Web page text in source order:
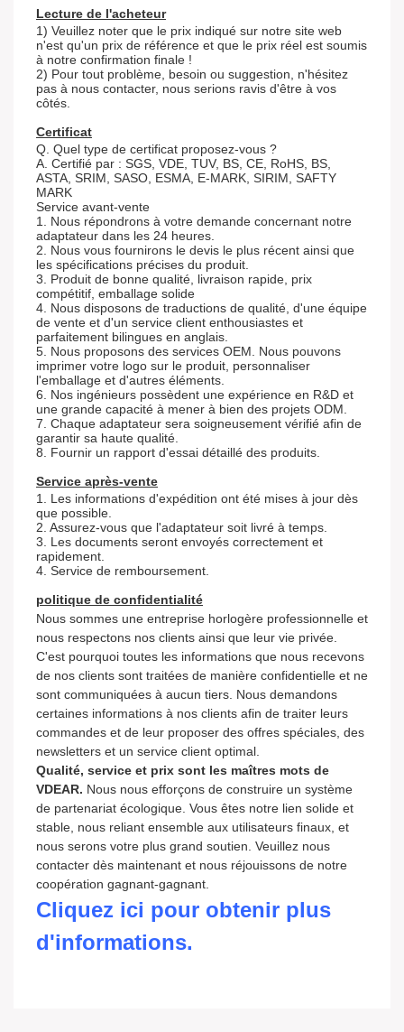
Lecture de l'acheteur
1) Veuillez noter que le prix indiqué sur notre site web
n'est qu'un prix de référence et que le prix réel est soumis
à notre confirmation finale !
2) Pour tout problème, besoin ou suggestion, n'hésitez
pas à nous contacter, nous serions ravis d'être à vos
côtés.
Certificat
Q. Quel type de certificat proposez-vous ?
A. Certifié par : SGS, VDE, TUV, BS, CE, RoHS, BS,
ASTA, SRIM, SASO, ESMA, E-MARK, SIRIM, SAFTY
MARK
Service avant-vente
1. Nous répondrons à votre demande concernant notre
adaptateur dans les 24 heures.
2. Nous vous fournirons le devis le plus récent ainsi que
les spécifications précises du produit.
3. Produit de bonne qualité, livraison rapide, prix
compétitif, emballage solide
4. Nous disposons de traductions de qualité, d'une équipe
de vente et d'un service client enthousiastes et
parfaitement bilingues en anglais.
5. Nous proposons des services OEM. Nous pouvons
imprimer votre logo sur le produit, personnaliser
l'emballage et d'autres éléments.
6. Nos ingénieurs possèdent une expérience en R&D et
une grande capacité à mener à bien des projets ODM.
7. Chaque adaptateur sera soigneusement vérifié afin de
garantir sa haute qualité.
8. Fournir un rapport d'essai détaillé des produits.
Service après-vente
1. Les informations d'expédition ont été mises à jour dès
que possible.
2. Assurez-vous que l'adaptateur soit livré à temps.
3. Les documents seront envoyés correctement et
rapidement.
4. Service de remboursement.
politique de confidentialité
Nous sommes une entreprise horlogère professionnelle et
nous respectons nos clients ainsi que leur vie privée.
C'est pourquoi toutes les informations que nous recevons
de nos clients sont traitées de manière confidentielle et ne
sont communiquées à aucun tiers. Nous demandons
certaines informations à nos clients afin de traiter leurs
commandes et de leur proposer des offres spéciales, des
newsletters et un service client optimal.
Qualité, service et prix sont les maîtres mots de
VDEAR. Nous nous efforçons de construire un système
de partenariat écologique. Vous êtes notre lien solide et
stable, nous reliant ensemble aux utilisateurs finaux, et
nous serons votre plus grand soutien. Veuillez nous
contacter dès maintenant et nous réjouissons de notre
coopération gagnant-gagnant.
Cliquez ici pour obtenir plus
d'informations.